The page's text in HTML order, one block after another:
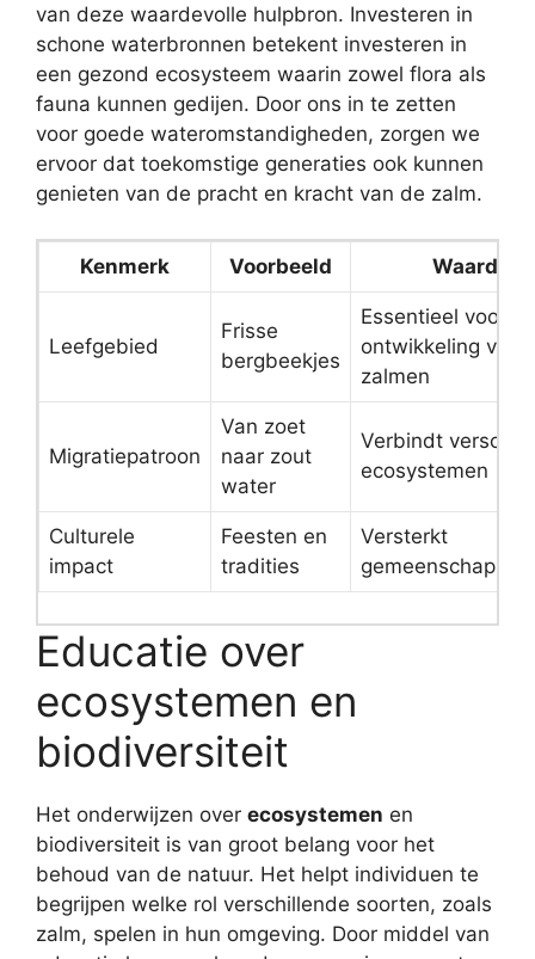
van deze waardevolle hulpbron. Investeren in
schone waterbronnen betekent investeren in
een gezond ecosysteem waarin zowel flora als
fauna kunnen gedijen. Door ons in te zetten
voor goede wateromstandigheden, zorgen we
ervoor dat toekomstige generaties ook kunnen
genieten van de pracht en kracht van de zalm.
Kenmerk Voorbeeld Waarde
Leefgebied
Frisse
bergbeekjes
Essentieel voor
ontwikkeling van
zalmen
Migratiepatroon
Van zoet
naar zout
water
Verbindt
ecosystemen
Culturele
impact
Feesten en
tradities
Versterkt
Educatie over
ecosystemen en
biodiversiteit
Het onderwijzen over ecosystemen en
biodiversiteit is van groot belang voor het
behoud van de natuur. Het helpt individuen te
begrijpen welke rol verschillende soorten, zoals
zalm, spelen in hun omgeving. Door middel van